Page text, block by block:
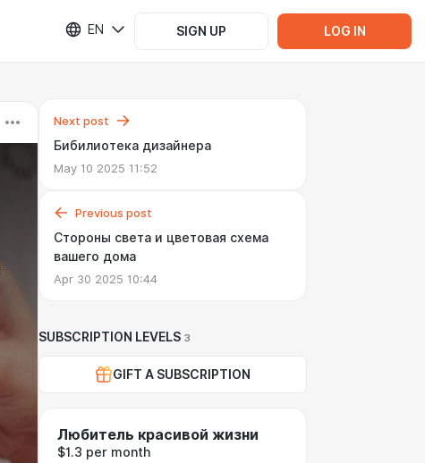
EN SIGN UP LOG IN
Next post
Бибилиотека дизайнера
May 10 2025 11:52
Previous post
Стороны света и цветовая схема
вашего дома
Apr 30 2025 10:44
SUBSCRIPTION LEVELS 3
GIFT A SUBSCRIPTION
Любитель красивой жизни
$1.3 per month